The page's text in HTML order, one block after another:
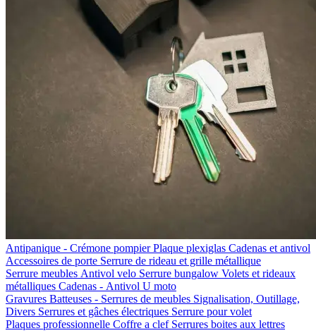
Antipanique - Crémone pompierPlaque plexiglas Cadenas et antivol
Accessoires de porte Serrure de rideau et grille métallique
Serrure meubles Antivol velo Serrure bungalow Volets et rideaux
métalliques Cadenas - Antivol U moto
Gravures Batteuses - Serrures de meubles Signalisation, Outillage,
Divers Serrures et gâches électriques Serrure pour volet
Plaques professionnelle Coffre a clef Serrures boites aux lettres